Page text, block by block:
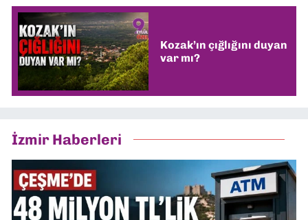
Kozak’ın çığlığını duyan
var mı?
İzmir Haberleri